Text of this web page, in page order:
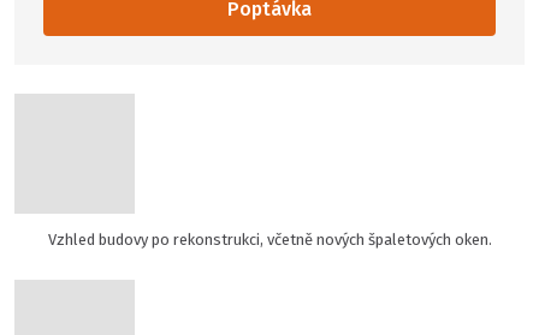
Poptávka
Vzhled budovy po rekonstrukci, včetně nových špaletových oken.